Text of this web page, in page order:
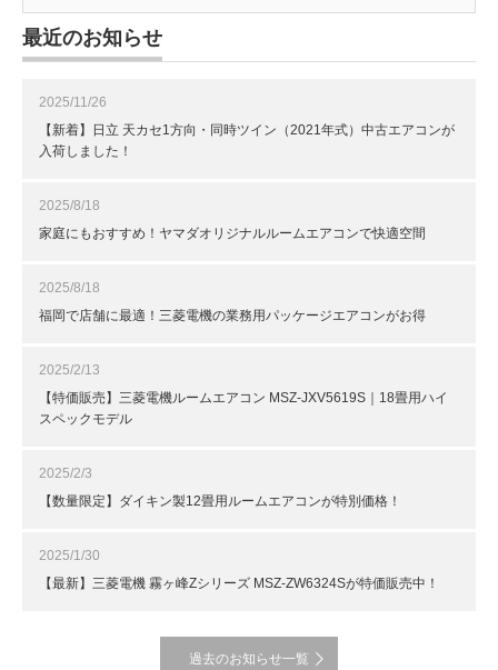
最近のお知らせ
2025/11/26
【新着】日立 天カセ1方向・同時ツイン（2021年式）中古エアコンが
入荷しました！
2025/8/18
家庭にもおすすめ！ヤマダオリジナルルームエアコンで快適空間
2025/8/18
福岡で店舗に最適！三菱電機の業務用パッケージエアコンがお得
2025/2/13
【特価販売】三菱電機ルームエアコン MSZ-JXV5619S｜18畳用ハイ
スペックモデル
2025/2/3
【数量限定】ダイキン製12畳用ルームエアコンが特別価格！
2025/1/30
【最新】三菱電機 霧ヶ峰Zシリーズ MSZ-ZW6324Sが特価販売中！
過去のお知らせ一覧